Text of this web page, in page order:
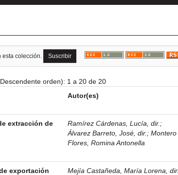
colección.
orden): 1 a 20 de 20
Autor(es)
extracción de
Ramírez Cárdenas, Lucía, dir. ;
Álvarez Barreto, José, dir. ;Montero
Flores, Romina Antonella
exportación
Mejía Castañeda, María Lorena, dir.